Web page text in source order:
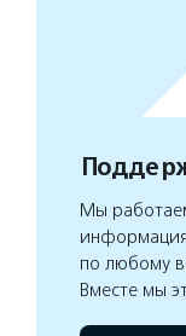
Мы
по любому
Вместе мы